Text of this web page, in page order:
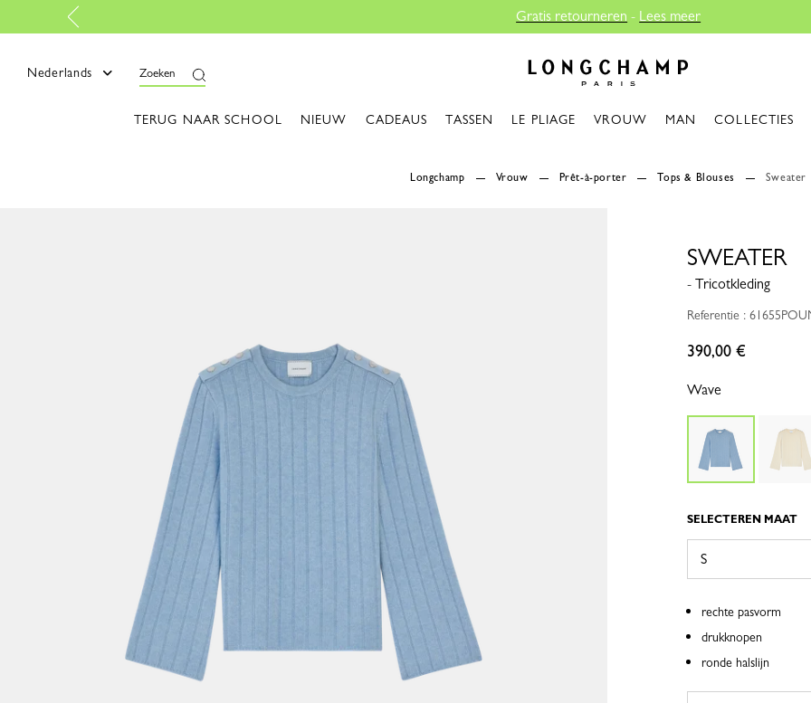
Lees meer
Nederlands Zoeken
TERUG NAAR SCHOOL NIEUW CADEAUS TASSEN LE PLIAGE VROUW MAN COLLECTIES
Longchamp Vrouw Prêt-à-porter Tops & Blouses Sweater
SWEATER
- Tricotkleding
Referentie :
390,00 €
Wave
SELECTEREN MAAT
rechte pasvorm
drukknopen
ronde halslijn